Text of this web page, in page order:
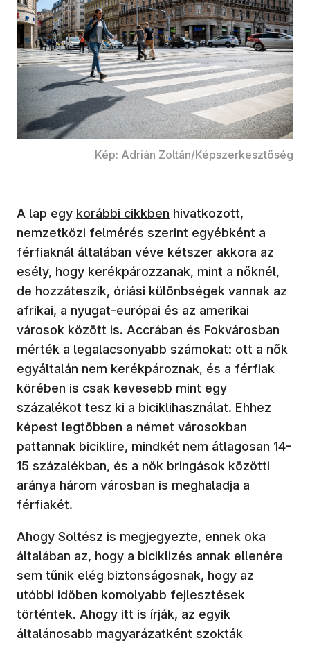
Kép: Adrián Zoltán/Képszerkesztőség
A lap egy (új ablakban nyílik meg)
korábbi cikkben hivatkozott,
nemzetközi felmérés szerint egyébként a
férfiaknál általában véve kétszer akkora az
esély, hogy kerékpározzanak, mint a nőknél,
de hozzáteszik, óriási különbségek vannak az
afrikai, a nyugat-európai és az amerikai
városok között is. Accrában és Fokvárosban
mérték a legalacsonyabb számokat: ott a nők
egyáltalán nem kerékpároznak, és a férfiak
körében is csak kevesebb mint egy
százalékot tesz ki a biciklihasználat. Ehhez
képest legtöbben a német városokban
pattannak biciklire, mindkét nem átlagosan 14-
15 százalékban, és a nők bringások közötti
aránya három városban is meghaladja a
férfiakét.
Ahogy Soltész is megjegyezte, ennek oka
általában az, hogy a biciklizés annak ellenére
sem tűnik elég biztonságosnak, hogy az
utóbbi időben komolyabb fejlesztések
történtek. Ahogy itt is írják, az egyik
általánosabb magyarázatként szokták